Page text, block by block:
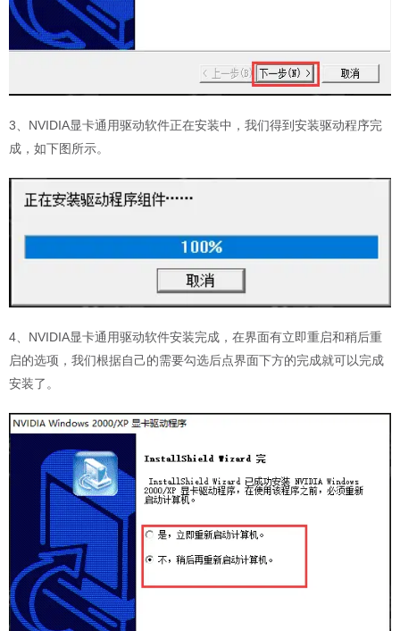
3、NVIDIA显卡通用驱动软件正在安装中，我们得到安装驱动程序完
成，如下图所示。
4、NVIDIA显卡通用驱动软件安装完成，在界面有立即重启和稍后重
启的选项，我们根据自己的需要勾选后点界面下方的完成就可以完成
安装了。